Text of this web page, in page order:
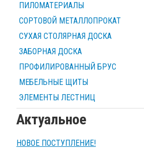
ПИЛОМАТЕРИАЛЫ
СОРТОВОЙ МЕТАЛЛОПРОКАТ
СУХАЯ СТОЛЯРНАЯ ДОСКА
ЗАБОРНАЯ ДОСКА
ПРОФИЛИРОВАННЫЙ БРУС
МЕБЕЛЬНЫЕ ЩИТЫ
ЭЛЕМЕНТЫ ЛЕСТНИЦ
Актуальное
НОВОЕ ПОСТУПЛЕНИЕ!